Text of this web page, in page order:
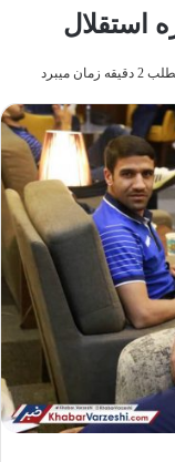
استقلال
میبرد